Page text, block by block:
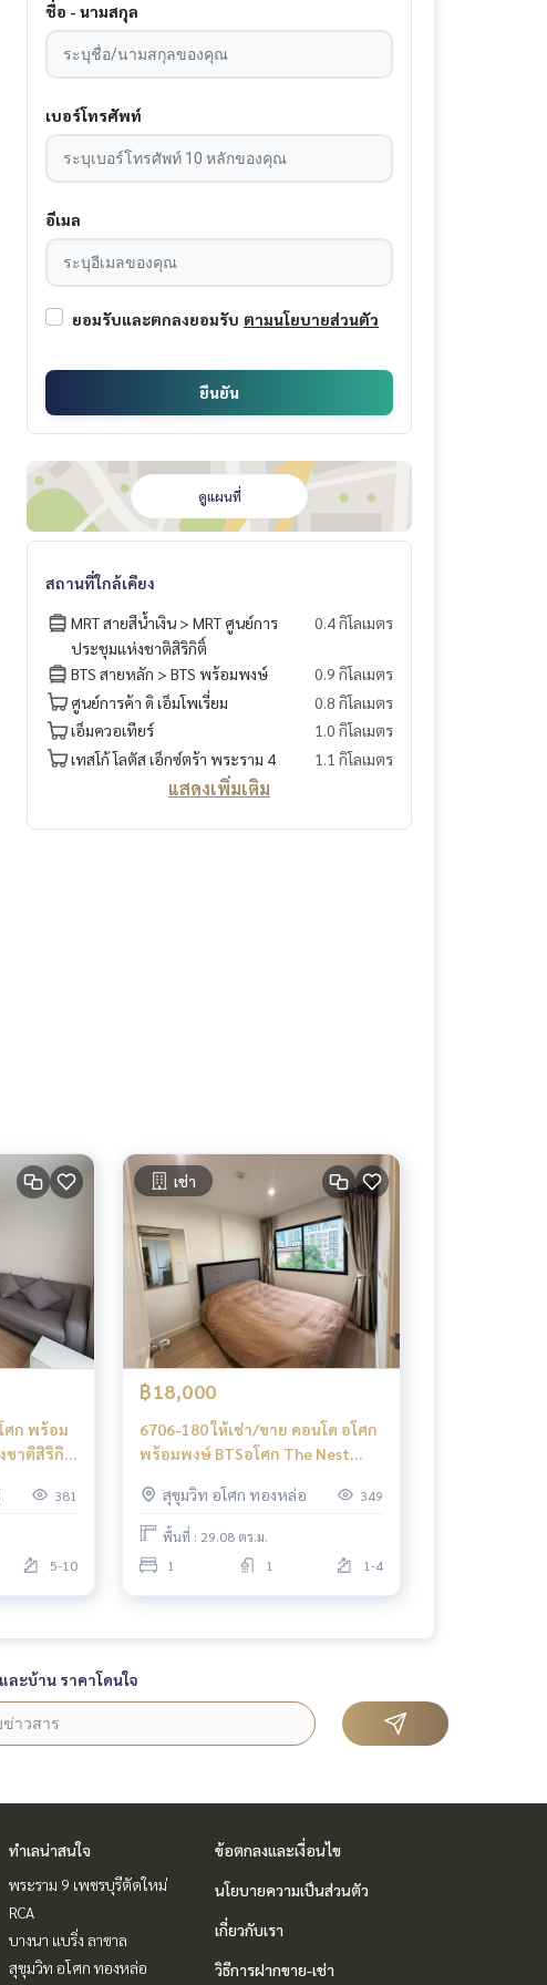
ชื่อ - นามสกุล
เบอร์โทรศัพท์
อีเมล
ยอมรับและตกลงยอมรับ ตามนโยบายส่วนตัว
ยืนยัน
ดูแผนที่
สถานที่ใกล้เคียง
MRT สายสีน้ำเงิน > MRT ศูนย์การ
ประชุมแห่งชาติสิริกิติ์
0.4 กิโลเมตร
BTS สายหลัก > BTS พร้อมพงษ์
0.9 กิโลเมตร
ศูนย์การค้า ดิ เอ็มโพเรี่ยม
0.8 กิโลเมตร
เอ็มควอเทียร์
1.0 กิโลเมตร
เทสโก้ โลตัส เอ็กซ์ตร้า พระราม 4
1.1 กิโลเมตร
แสดงเพิ่มเติม
ศก พร้อม
าติสิริกิต์
381
5-10
เช่า
฿18,000
6706-180 ให้เช่า/ขาย คอนโด อโศก
พร้อมพงษ์ BTSอโศก The Nest
สุขุมวิท อโศก ทองหล่อ
349
พื้นที่ : 29.08 ตร.ม.
1
1 1-4
ละบ้าน ราคาโดนใจ
ทำเลน่าสนใจ
พระราม 9 เพชรบุรีตัดใหม่
RCA
บางนา แบริ่ง ลาซาล
สุขุมวิท อโศก ทองหล่อ
ข้อตกลงและเงื่อนไข
นโยบายความเป็นส่วนตัว
เกี่ยวกับเรา
วิธีการฝากขาย-เช่า